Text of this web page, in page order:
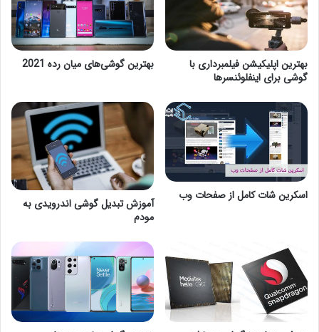
بهترین اپلیکیشن فیلمبرداری با
گوشی برای اینفلوئنسرها
بهترین گوشی‌های میان رده 2021
اسکرین شات کامل از صفحات وب
آموزش تبدیل گوشی اندرویدی به
مودم